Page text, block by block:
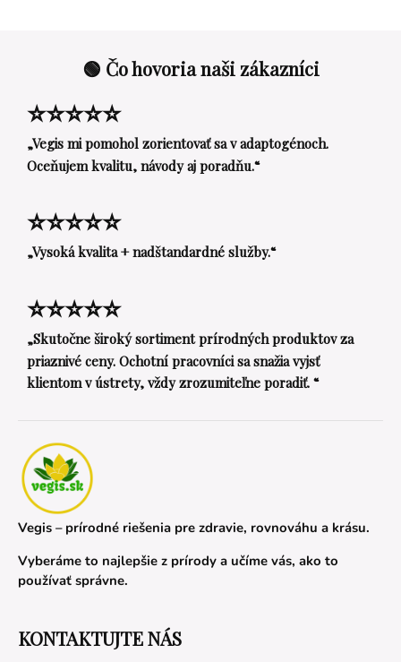
🟢 Čo hovoria naši zákazníci
⭐⭐⭐⭐⭐
„Vegis mi pomohol zorientovať sa v adaptogénoch.
Oceňujem kvalitu, návody aj poradňu.“
⭐⭐⭐⭐⭐
„Vysoká kvalita + nadštandardné služby.“
⭐⭐⭐⭐⭐
„Skutočne široký sortiment prírodných produktov za
priaznivé ceny. Ochotní pracovníci sa snažia vyjsť
klientom v ústrety, vždy zrozumiteľne poradiť. “
Vegis – prírodné riešenia pre zdravie, rovnováhu a krásu.
Vyberáme to najlepšie z prírody a učíme vás, ako to
používať správne.
KONTAKTUJTE NÁS